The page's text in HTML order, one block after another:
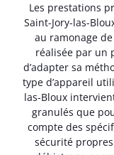
Les prestations
Saint-Jory-las-
au ramonage
réalisée par un
d’adapter sa
type d’appareil
las-Bloux
granulés que
compte des
sécurité